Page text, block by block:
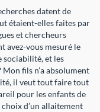
datent de
étaient-elles faites par
et chercheurs
avez-vous mesuré le
sociabilité, et les
fils n’a absolument
il veut tout faire tout
pour les enfants de
d’un allaitement